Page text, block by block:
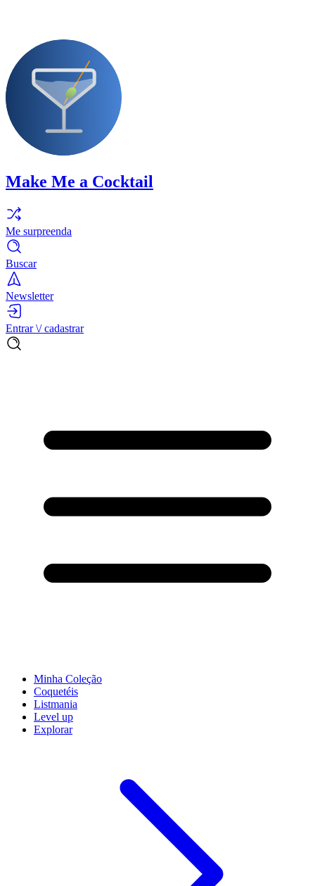
Make Me a Cocktail
Me surpreenda
Buscar
Newsletter
Entrar \/ cadastrar
Minha Coleção
Coquetéis
Listmania
Level up
Explorar